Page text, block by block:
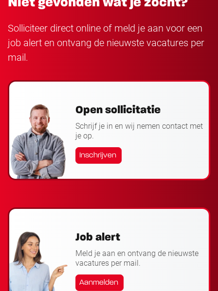
Solliciteer direct online of meld je aan voor een
job alert en ontvang de nieuwste vacatures per
mail.
Open sollicitatie
Schrijf je in en wij nemen contact met
je op.
Inschrijven
Job alert
Meld je aan en ontvang de nieuwste
vacatures per mail.
Aanmelden